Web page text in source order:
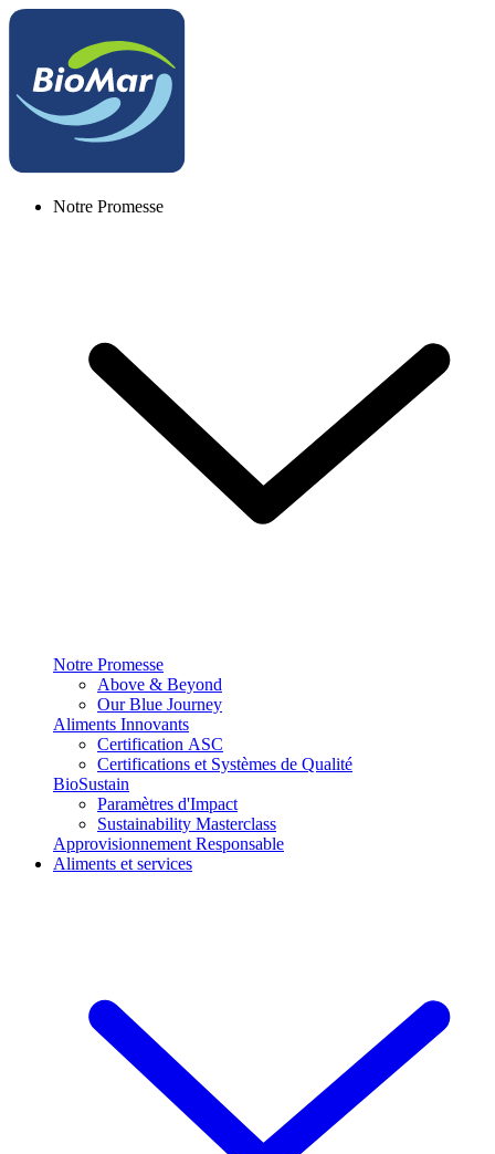
Notre Promesse
Notre Promesse
Above & Beyond
Our Blue Journey
Aliments Innovants
Certification ASC
Certifications et Systèmes de Qualité
BioSustain
Paramètres d'Impact
Sustainability Masterclass
Approvisionnement Responsable
Aliments et services